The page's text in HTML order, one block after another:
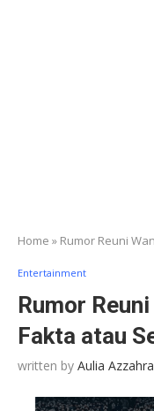
Home » Rumor Reuni
Entertainment
Rumor
Fakta atau
written by Aulia Azzahra